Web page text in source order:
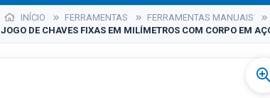
INÍCIO FERRAMENTAS
FERRAMENTAS MANUAIS
JOGO DE CHAVES FIXAS EM MILÍMETROS COM CORPO EM